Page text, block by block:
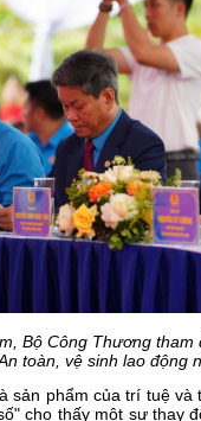
Bộ Công Thương
toàn, vệ sinh lao động
sản phẩm của trí tuệ
cho thấy một sự thay